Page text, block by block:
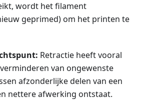
wordt het filament
geprimed) om het printen te
Retractie heeft vooral
van ongewenste
afzonderlijke delen van een
nettere afwerking ontstaat.